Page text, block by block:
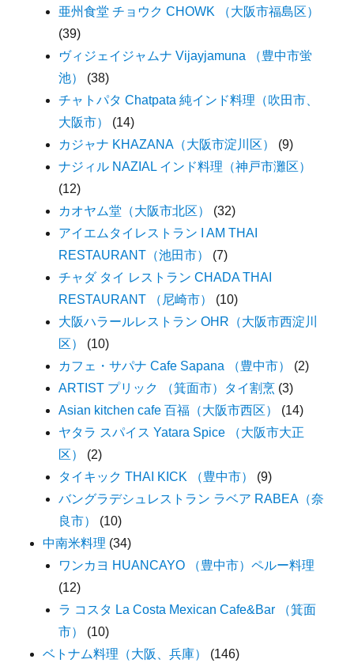
亜州食堂 チョウク CHOWK （大阪市福島区）
(39)
ヴィジェイジャムナ Vijayjamuna （豊中市蛍
池）
(38)
チャトパタ Chatpata 純インド料理（吹田市、
大阪市）
(14)
カジャナ KHAZANA（大阪市淀川区）
(9)
ナジィル NAZIAL インド料理（神戸市灘区）
(12)
カオヤム堂（大阪市北区）
(32)
アイエムタイレストラン I AM THAI
RESTAURANT（池田市）
(7)
チャダ タイ レストラン CHADA THAI
RESTAURANT （尼崎市）
(10)
大阪ハラールレストラン OHR（大阪市西淀川
区）
(10)
カフェ・サパナ Cafe Sapana （豊中市）
(2)
ARTIST プリック （箕面市）タイ割烹 (3)
Asian kitchen cafe 百福（大阪市西区）
(14)
ヤタラ スパイス Yatara Spice （大阪市大正
区）
(2)
タイキック THAI KICK （豊中市）
(9)
バングラデシュレストラン ラベア RABEA（奈
良市）
(10)
中南米料理 (34)
ワンカヨ HUANCAYO （豊中市）ペルー料理
(12)
ラ コスタ La Costa Mexican Cafe&Bar （箕面
市）
(10)
ベトナム料理（大阪、兵庫）
(146)